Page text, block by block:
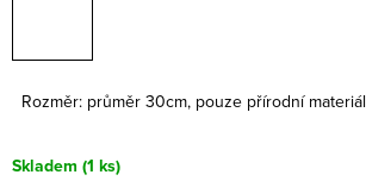
Rozměr: průměr 30cm, pouze přírodní materiál
Skladem (1 ks)